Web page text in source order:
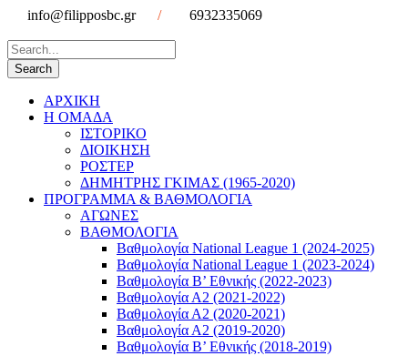
info@filipposbc.gr / 6932335069
ΑΡΧΙΚΗ
Η ΟΜΑΔΑ
ΙΣΤΟΡΙΚΟ
ΔΙΟΙΚΗΣΗ
ΡΟΣΤΕΡ
ΔΗΜΗΤΡΗΣ ΓΚΙΜΑΣ (1965-2020)
ΠΡΟΓΡΑΜΜΑ & ΒΑΘΜΟΛΟΓΙΑ
ΑΓΩΝΕΣ
ΒΑΘΜΟΛΟΓΙΑ
Βαθμολογία National League 1 (2024-2025)
Βαθμολογία National League 1 (2023-2024)
Βαθμολογία Β’ Εθνικής (2022-2023)
Βαθμολογία Α2 (2021-2022)
Βαθμολογία Α2 (2020-2021)
Βαθμολογία Α2 (2019-2020)
Βαθμολογία B’ Εθνικής (2018-2019)